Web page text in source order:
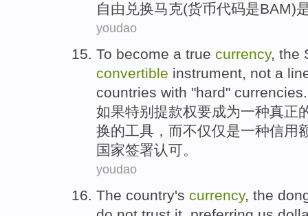
自由 兑换马克(货币代码是BAM)
youdao
To become a true currency, the
convertible instrument, not a
countries with "hard" currencies.
如果特别 提款权要成为一种真正
换的工具 ， 而不仅仅是一种信用
国家签署认可。
youdao
The country's currency, the